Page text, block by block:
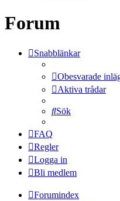
Forum
Snabblänkar
Obesvarade
Aktiva trådar
Sök
FAQ
Regler
Logga in
Bli medlem
Forumindex